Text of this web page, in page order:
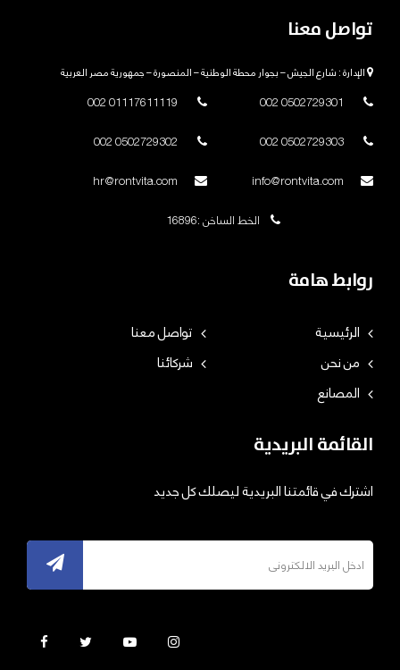
تواصل معنا
الإدارة : شارع الجيش – بجوار محطة الوطنية – المنصورة – جمهورية مصر العربية
الخط الساخن :16896
روابط هامة
الرئيسية
تواصل معنا
من نحن
شركائنا
المصانع
القائمة البريدية
اشترك في قائمتنا البريدية ليصلك كل جديد